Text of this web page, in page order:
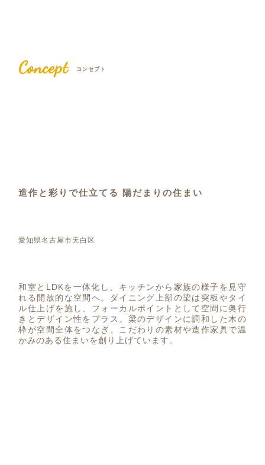
Concept コンセプト
造作と彩りで仕立てる 陽だまりの住まい
愛知県名古屋市天白区
和室とLDKを一体化し、キッチンから家族の様子を見守
れる開放的な空間へ。ダイニング上部の梁は突板やタイ
ル仕上げを施し、フォーカルポイントとして空間に奥行
きとデザイン性をプラス。梁のデザインに調和した木の
枠が空間全体をつなぎ、こだわりの素材や造作家具で温
かみのある住まいを創り上げています。